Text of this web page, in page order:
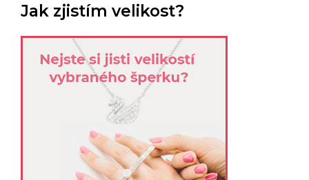
Jak zjistím velikost?